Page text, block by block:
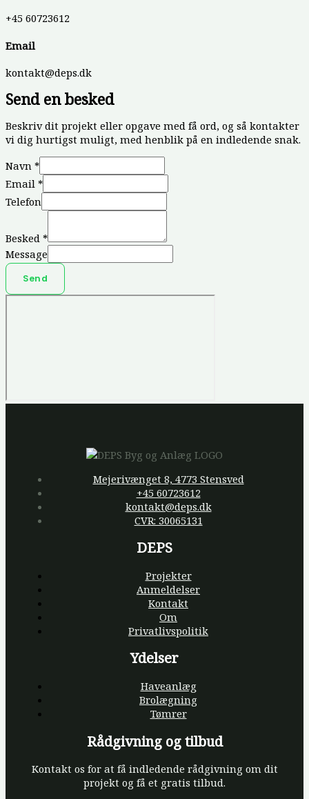
+45 60723612
Email
kontakt@deps.dk
Send en besked
Beskriv dit projekt eller opgave med få ord, og så kontakter
vi dig hurtigst muligt, med henblik på en indledende snak.
Navn *
Email *
Telefon
Besked *
Message
Send
Mejerivænget 8, 4773 Stensved
+45 60723612
kontakt@deps.dk
CVR: 30065131
DEPS
Projekter
Anmeldelser
Kontakt
Om
Privatlivspolitik
Ydelser
Haveanlæg
Brolægning
Tømrer
Rådgivning og tilbud
Kontakt os for at få indledende rådgivning om dit
projekt og få et gratis tilbud.